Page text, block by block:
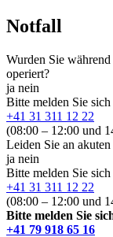
Notfall
Wurden Sie
operiert?
ja nein
Bitte melden Sie
+41 31 311 12 22
(08:00 – 12:00 und
Leiden Sie an
ja nein
Bitte melden Sie
+41 31 311 12 22
(08:00 – 12:00 und
Bitte melden Sie
+41 79 918 65 16